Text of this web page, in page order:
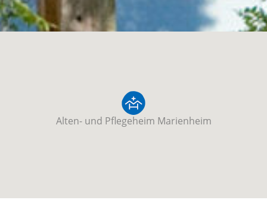
Alten- und Pflegeheim Marienheim